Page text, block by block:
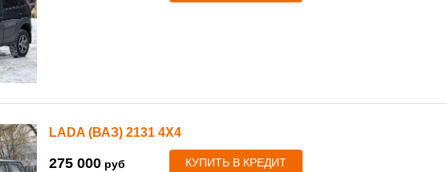
LADA (ВАЗ) 2131 4X4
275 000 руб КУПИТЬ В КРЕДИТ